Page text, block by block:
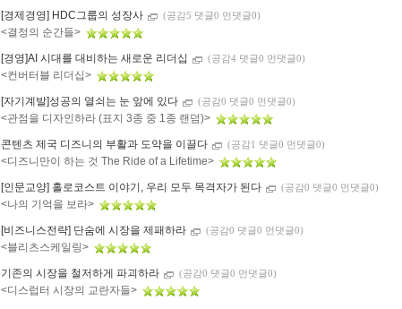
[경제경영] HDC그룹의 성장사 (공감5 댓글0 먼댓글0)
<결정의 순간들>
[경영]AI 시대를 대비하는 새로운 리더십 (공감4 댓글0 먼댓글0)
<컨버터블 리더십>
[자기계발]성공의 열쇠는 눈 앞에 있다 (공감0 댓글0 먼댓글0)
<관점을 디자인하라 (표지 3종 중 1종 랜덤)>
콘텐츠 제국 디즈니의 부활과 도약을 이끌다 (공감1 댓글0 먼댓글0)
<디즈니만이 하는 것 The Ride of a Lifetime>
[인문교양] 홀로코스트 이야기, 우리 모두 목격자가 된다 (공감0 댓글0 먼댓글0)
<나의 기억을 보라>
[비즈니스전략] 단숨에 시장을 제패하라 (공감0 댓글0 먼댓글0)
<블리츠스케일링>
기존의 시장을 철저하게 파괴하라 (공감0 댓글0 먼댓글0)
<디스럽터 시장의 교란자들>